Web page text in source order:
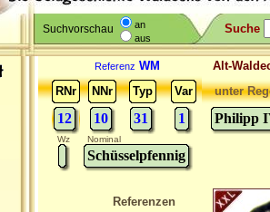
Suchvorschau
an
aus
Suche
Referenz WM
Alt-
RNr
NNr Typ Var
12 10 31 1
unter
Philipp
Wz Nominal
Schüsselpfennig
Referenzen